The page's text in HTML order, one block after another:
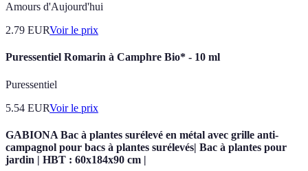
Amours d'Aujourd'hui
2.79 EURVoir le prix
Puressentiel Romarin à Camphre Bio* - 10 ml
Puressentiel
5.54 EURVoir le prix
GABIONA Bac à plantes surélevé en métal avec grille anti-
campagnol pour bacs à plantes surélevés| Bac à plantes pour
jardin | HBT : 60x184x90 cm |